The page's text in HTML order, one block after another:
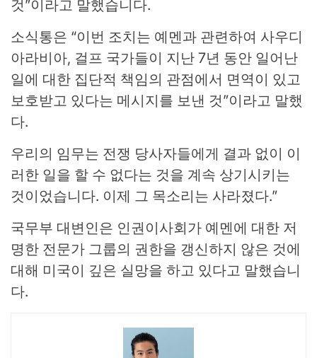
것”이라고 말했습니다.
소식통은 “이번 조치는 예멘과 관련하여 사우디
아라비아, 걸프 국가들이 지난 7년 동안 일어난
일에 대한 집단적 책임의 관점에서 면역이 있고
보호받고 있다는 메시지를 보낸 것”이라고 말했
다.
우리의 임무는 전쟁 당사자들에게 결과 없이 이
러한 일을 할 수 없다는 것을 계속 상기시키는
것이었습니다. 이제 그 목소리는 사라졌다.”
국무부 대변인은 인권이사회가 예멘에 대한 저
명한 전문가 그룹의 권한을 갱신하지 않은 것에
대해 미국이 깊은 실망을 하고 있다고 말했습니
다.